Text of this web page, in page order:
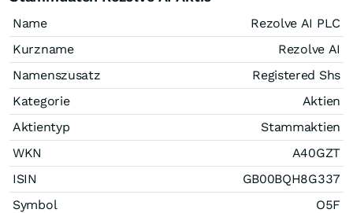
Name
Rezolve AI PLC
Kurzname
Rezolve AI
Namenszusatz
Registered Shs
Kategorie
Aktien
Aktientyp
Stammaktien
WKN
A40GZT
ISIN
GB00BQH8G337
Symbol
O5F